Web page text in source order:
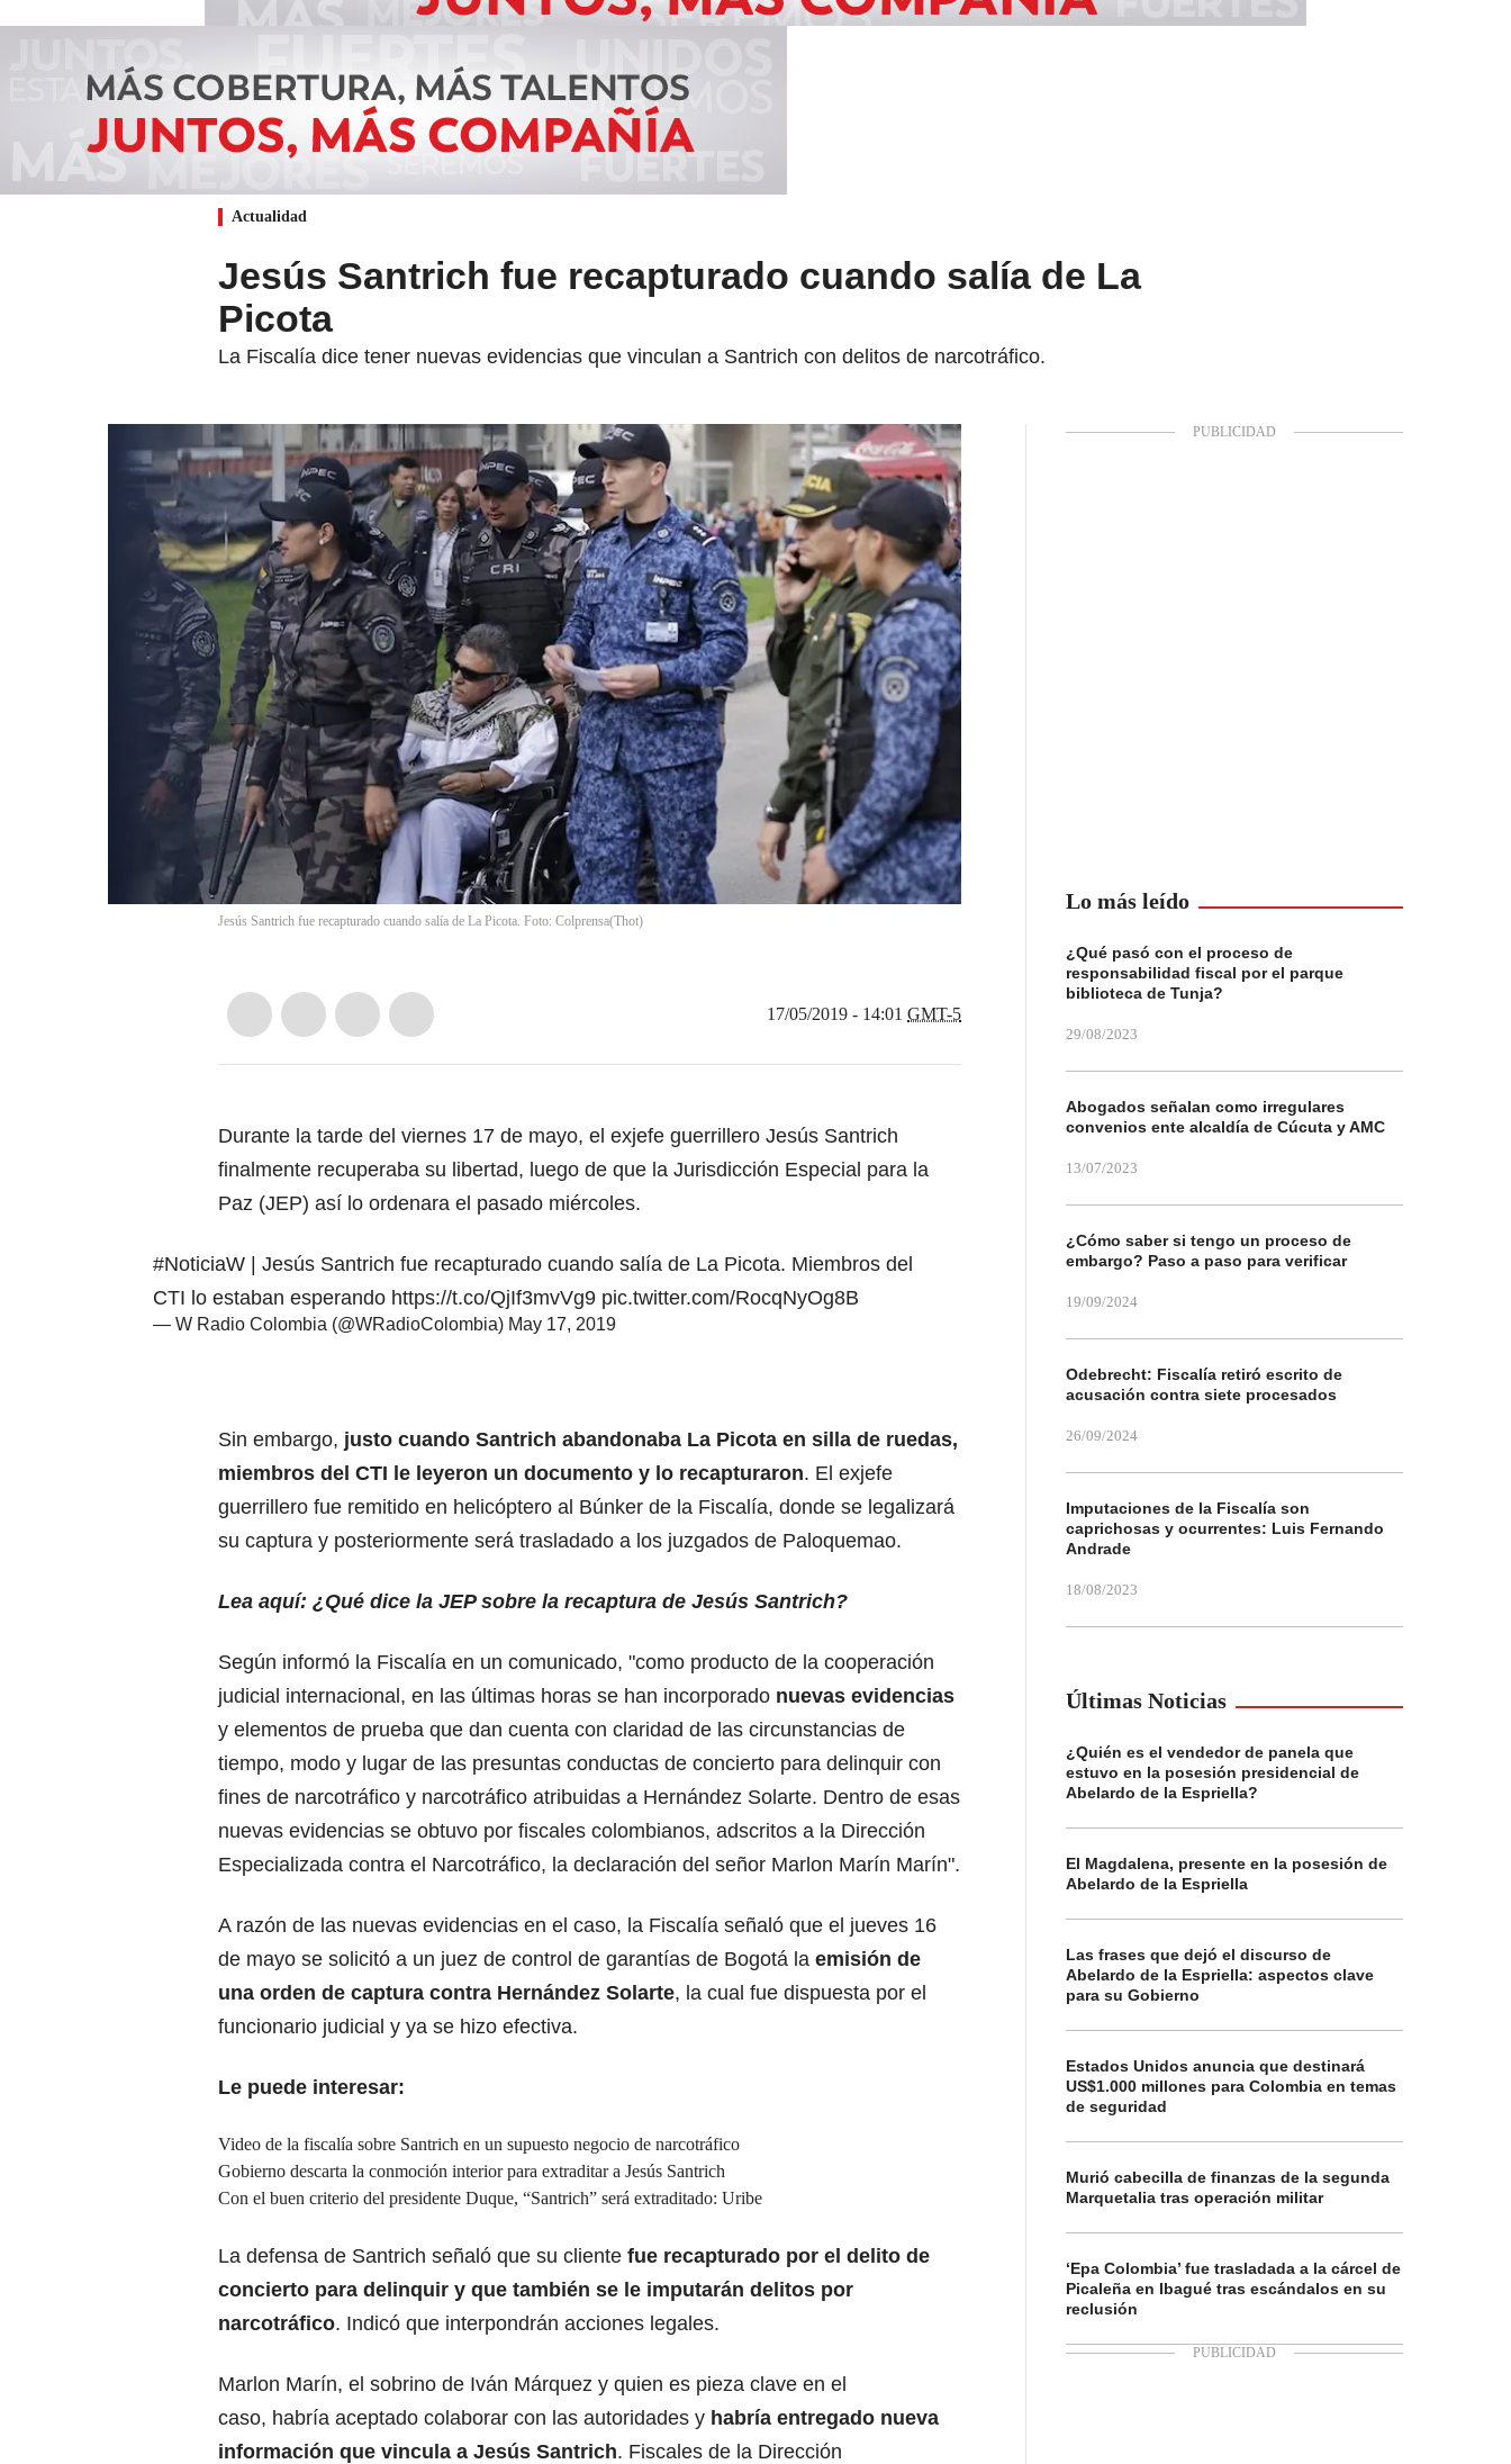
Actualidad
Jesús Santrich fue recapturado cuando salía de La
Picota
La Fiscalía dice tener nuevas evidencias que vinculan a Santrich con delitos de narcotráfico.
Jesús Santrich fue recapturado cuando salía de La Picota. Foto: Colprensa(Thot)
17/05/2019 - 14:01 GMT-5
Durante la tarde del viernes 17 de mayo, el exjefe guerrillero Jesús Santrich
finalmente recuperaba su libertad, luego de que la Jurisdicción Especial para la
Paz (JEP) así lo ordenara el pasado miércoles.
#NoticiaW | Jesús Santrich fue recapturado cuando salía de La Picota. Miembros del
CTI lo estaban esperando https://t.co/QjIf3mvVg9 pic.twitter.com/RocqNyOg8B
— W Radio Colombia (@WRadioColombia) May 17, 2019
Sin embargo, justo cuando Santrich abandonaba La Picota en silla de ruedas,
miembros del CTI le leyeron un documento y lo recapturaron. El exjefe
guerrillero fue remitido en helicóptero al Búnker de la Fiscalía, donde se legalizará
su captura y posteriormente será trasladado a los juzgados de Paloquemao.
Lea aquí: ¿Qué dice la JEP sobre la recaptura de Jesús Santrich?
Según informó la Fiscalía en un comunicado, "como producto de la cooperación
judicial internacional, en las últimas horas se han incorporado nuevas evidencias
y elementos de prueba que dan cuenta con claridad de las circunstancias de
tiempo, modo y lugar de las presuntas conductas de concierto para delinquir con
fines de narcotráfico y narcotráfico atribuidas a Hernández Solarte. Dentro de esas
nuevas evidencias se obtuvo por fiscales colombianos, adscritos a la Dirección
Especializada contra el Narcotráfico, la declaración del señor Marlon Marín Marín".
A razón de las nuevas evidencias en el caso, la Fiscalía señaló que el jueves 16
de mayo se solicitó a un juez de control de garantías de Bogotá la emisión de
una orden de captura contra Hernández Solarte, la cual fue dispuesta por el
funcionario judicial y ya se hizo efectiva.
Le puede interesar:
Video de la fiscalía sobre Santrich en un supuesto negocio de narcotráfico
Gobierno descarta la conmoción interior para extraditar a Jesús Santrich
Con el buen criterio del presidente Duque, “Santrich” será extraditado: Uribe
La defensa de Santrich señaló que su cliente fue recapturado por el delito de
concierto para delinquir y que también se le imputarán delitos por
narcotráfico. Indicó que interpondrán acciones legales.
Marlon Marín, el sobrino de Iván Márquez y quien es pieza clave en el
caso, habría aceptado colaborar con las autoridades y habría entregado nueva
información que vincula a Jesús Santrich. Fiscales de la Dirección
Lo más leído
¿Qué pasó con el proceso de
responsabilidad fiscal por el parque
biblioteca de Tunja?
29/08/2023
Abogados señalan como irregulares
convenios ente alcaldía de Cúcuta y AMC
13/07/2023
¿Cómo saber si tengo un proceso de
embargo? Paso a paso para verificar
19/09/2024
Odebrecht: Fiscalía retiró escrito de
acusación contra siete procesados
26/09/2024
Imputaciones de la Fiscalía son
caprichosas y ocurrentes: Luis Fernando
Andrade
18/08/2023
Últimas Noticias
¿Quién es el vendedor de panela que
estuvo en la posesión presidencial de
Abelardo de la Espriella?
El Magdalena, presente en la posesión de
Abelardo de la Espriella
Las frases que dejó el discurso de
Abelardo de la Espriella: aspectos clave
para su Gobierno
Estados Unidos anuncia que destinará
US$1.000 millones para Colombia en temas
de seguridad
Murió cabecilla de finanzas de la segunda
Marquetalia tras operación militar
‘Epa Colombia’ fue trasladada a la cárcel de
Picaleña en Ibagué tras escándalos en su
reclusión